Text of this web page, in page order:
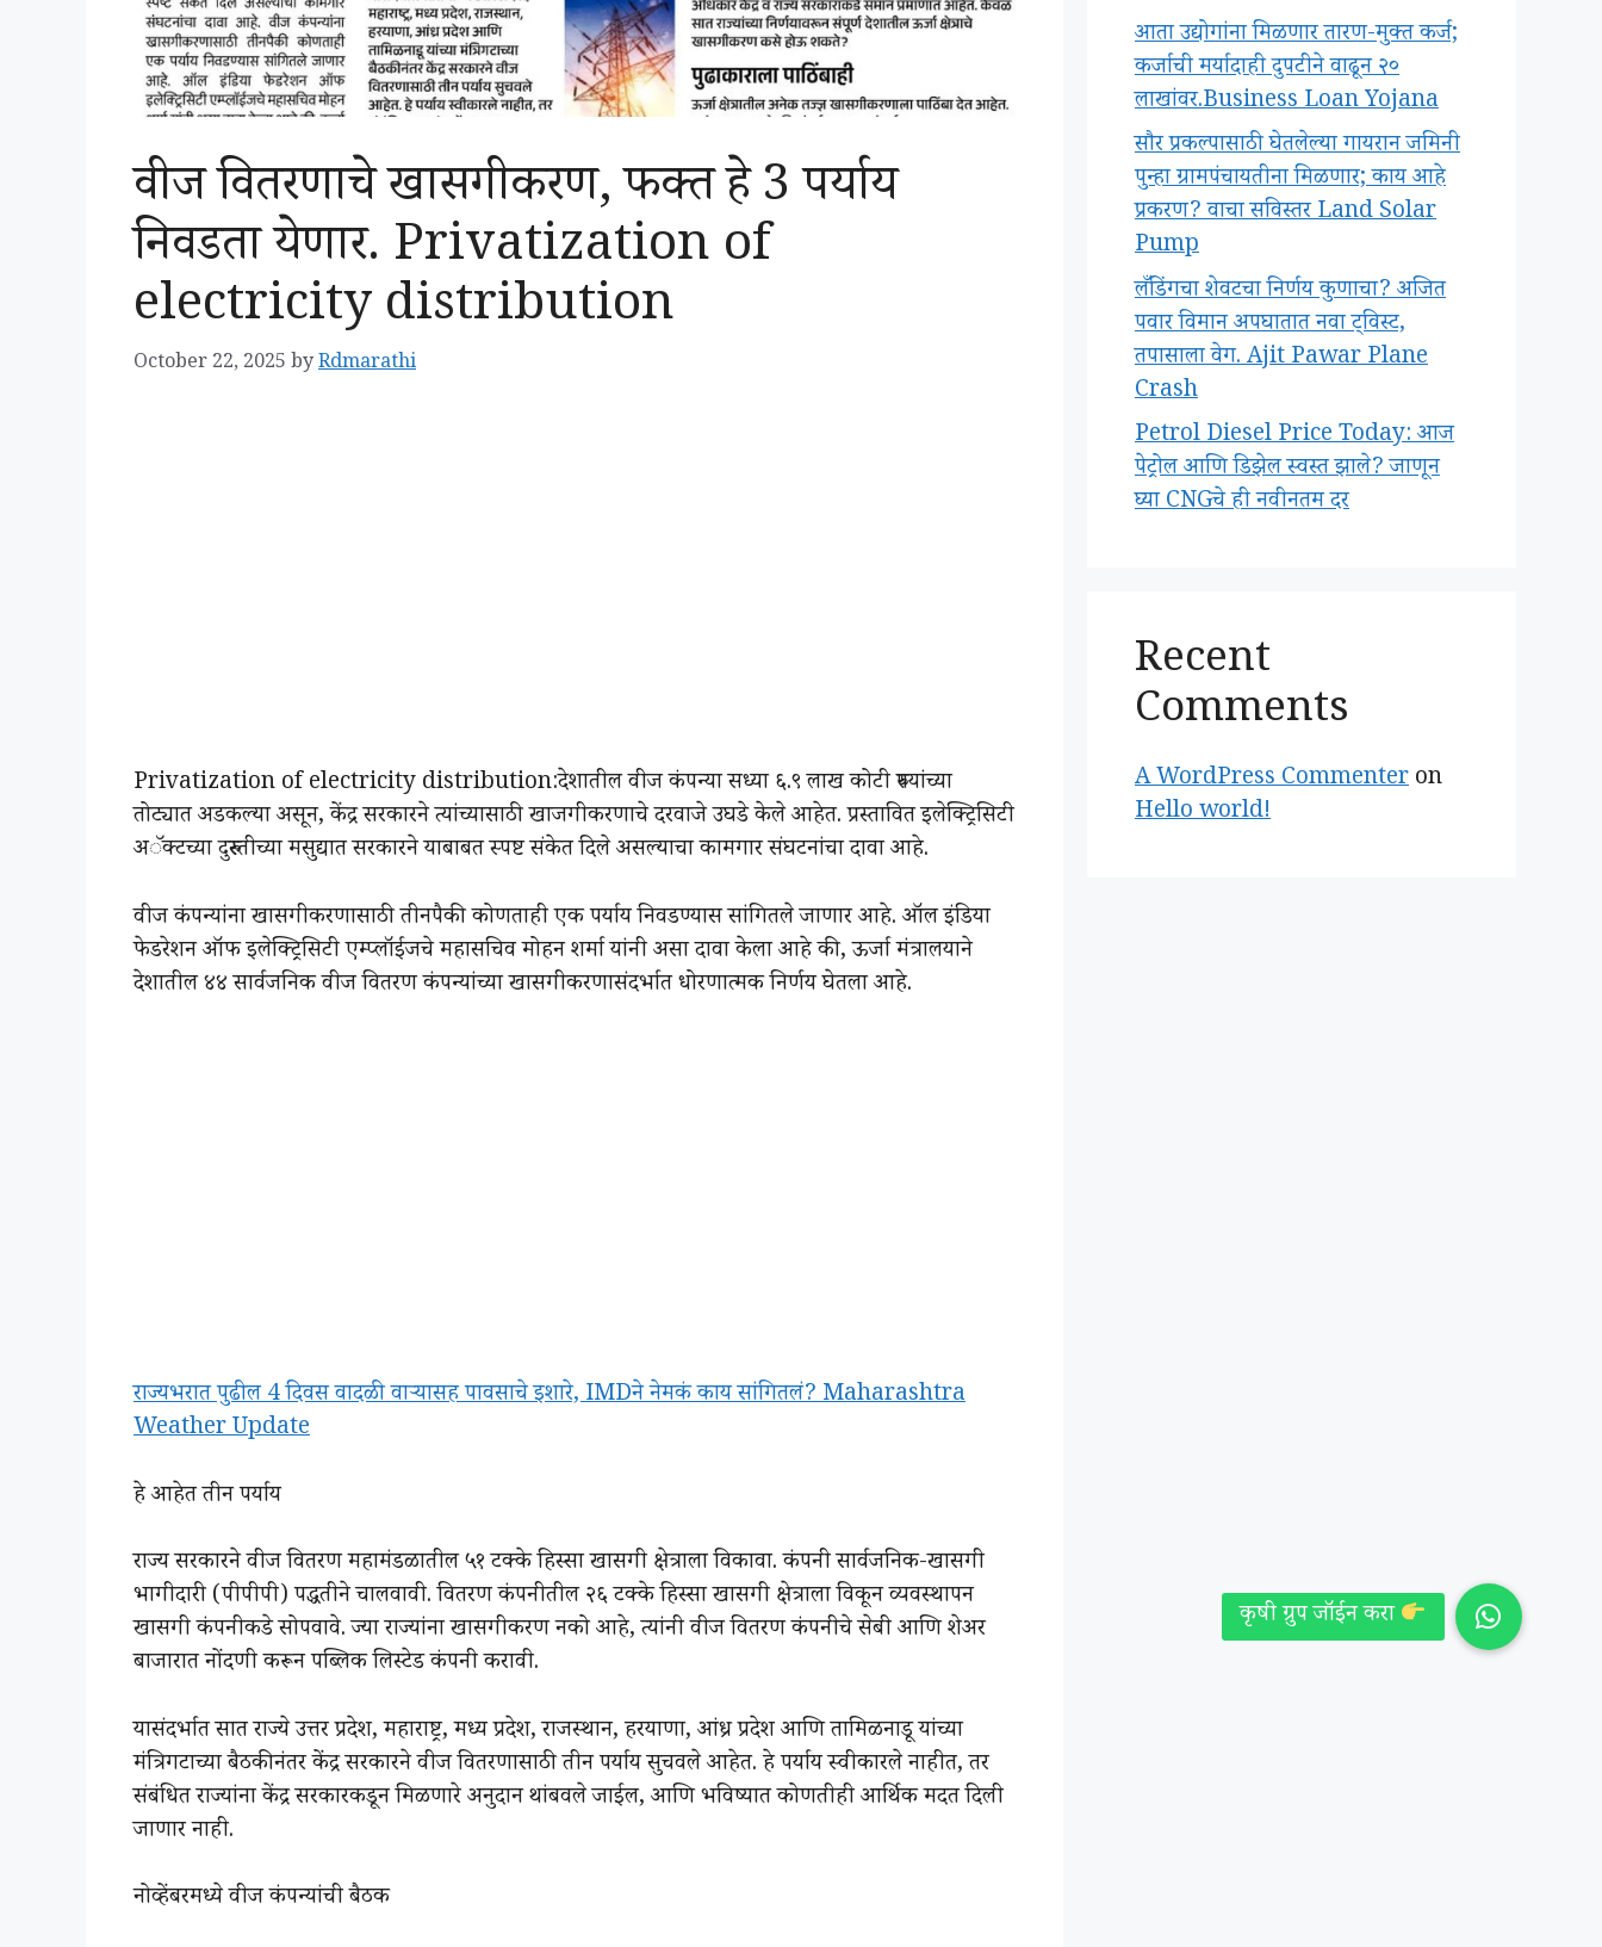
वीज वितरणाचे खासगीकरण, फक्त हे 3 पर्याय
निवडता येणार. Privatization of
electricity distribution
October 22, 2025 byRdmarathi
Privatization of electricity distribution:देशातील वीज कंपन्या सध्या ६.९ लाख कोटी रुपयांच्या
तोट्यात अडकल्या असून, केंद्र सरकारने त्यांच्यासाठी खाजगीकरणाचे दरवाजे उघडे केले आहेत. प्रस्तावित इलेक्ट्रिसिटी
अॅक्टच्या दुरुस्तीच्या मसुद्यात सरकारने याबाबत स्पष्ट संकेत दिले असल्याचा कामगार संघटनांचा दावा आहे.
वीज कंपन्यांना खासगीकरणासाठी तीनपैकी कोणताही एक पर्याय निवडण्यास सांगितले जाणार आहे. ऑल इंडिया
फेडरेशन ऑफ इलेक्ट्रिसिटी एम्प्लॉईजचे महासचिव मोहन शर्मा यांनी असा दावा केला आहे की, ऊर्जा मंत्रालयाने
देशातील ४४ सार्वजनिक वीज वितरण कंपन्यांच्या खासगीकरणासंदर्भात धोरणात्मक निर्णय घेतला आहे.
राज्यभरात पुढील 4 दिवस वादळी वाऱ्यासह पावसाचे इशारे, IMDने नेमकं काय सांगितलं? Maharashtra
Weather Update
हे आहेत तीन पर्याय
राज्य सरकारने वीज वितरण महामंडळातील ५१ टक्के हिस्सा खासगी क्षेत्राला विकावा. कंपनी सार्वजनिक-खासगी
भागीदारी (पीपीपी) पद्धतीने चालवावी. वितरण कंपनीतील २६ टक्के हिस्सा खासगी क्षेत्राला विकून व्यवस्थापन
खासगी कंपनीकडे सोपवावे. ज्या राज्यांना खासगीकरण नको आहे, त्यांनी वीज वितरण कंपनीचे सेबी आणि शेअर
बाजारात नोंदणी करून पब्लिक लिस्टेड कंपनी करावी.
यासंदर्भात सात राज्ये उत्तर प्रदेश, महाराष्ट्र, मध्य प्रदेश, राजस्थान, हरयाणा, आंध्र प्रदेश आणि तामिळनाडू यांच्या
मंत्रिगटाच्या बैठकीनंतर केंद्र सरकारने वीज वितरणासाठी तीन पर्याय सुचवले आहेत. हे पर्याय स्वीकारले नाहीत, तर
संबंधित राज्यांना केंद्र सरकारकडून मिळणारे अनुदान थांबवले जाईल, आणि भविष्यात कोणतीही आर्थिक मदत दिली
जाणार नाही.
नोव्हेंबरमध्ये वीज कंपन्यांची बैठक
आता उद्योगांना मिळणार तारण-मुक्त कर्ज;
कर्जाची मर्यादाही दुपटीने वाढून २०
लाखांवर.Business Loan Yojana
सौर प्रकल्पासाठी घेतलेल्या गायरान जमिनी
पुन्हा ग्रामपंचायतीना मिळणार; काय आहे
प्रकरण? वाचा सविस्तर Land Solar
Pump
लँडिंगचा शेवटचा निर्णय कुणाचा? अजित
पवार विमान अपघातात नवा ट्विस्ट,
तपासाला वेग. Ajit Pawar Plane
Crash
Petrol Diesel Price Today: आज
पेट्रोल आणि डिझेल स्वस्त झाले? जाणून
घ्या CNGचे ही नवीनतम दर
Recent
Comments
A WordPress Commenter on
Hello world!